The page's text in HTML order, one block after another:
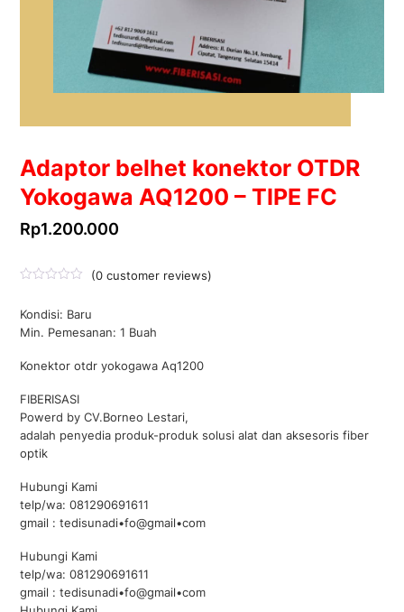
Adaptor belhet konektor OTDR
Yokogawa AQ1200 – TIPE FC
Rp1.200.000
n
i
l
i
0
a
i
5
(0customer reviews)
Kondisi: Baru
Min. Pemesanan: 1 Buah
Konektor otdr yokogawa Aq1200
FIBERISASI
Powerd by CV.Borneo Lestari,
adalah penyedia produk-produk solusi alat dan aksesoris fiber
optik
Hubungi Kami
telp/wa: 081290691611
gmail : tedisunadi•fo@gmail•com
Hubungi Kami
telp/wa: 081290691611
gmail : tedisunadi•fo@gmail•com